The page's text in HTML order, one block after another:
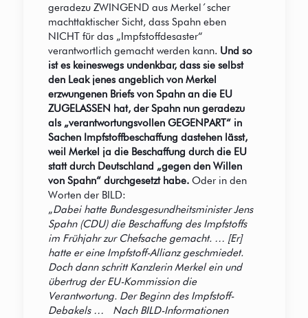
geradezu ZWINGEND aus Merkel´scher
machttaktischer Sicht, dass Spahn eben
NICHT für das „Impfstoffdesaster“
verantwortlich gemacht werden kann. Und so
ist es keineswegs undenkbar, dass sie selbst
den Leak jenes angeblich von Merkel
erzwungenen Briefs von Spahn an die EU
ZUGELASSEN hat, der Spahn nun geradezu
als „verantwortungsvollen GEGENPART“ in
Sachen Impfstoffbeschaffung dastehen lässt,
weil Merkel ja die Beschaffung durch die EU
statt durch Deutschland „gegen den Willen
von Spahn“ durchgesetzt habe.Oder in den
Worten der BILD:
„Dabei hatte Bundesgesundheitsminister Jens
Spahn (CDU) die Beschaffung des Impfstoffs
im Frühjahr zur Chefsache gemacht. … [Er]
hatte er eine Impfstoff-Allianz geschmiedet.
Doch dann schritt Kanzlerin Merkel ein und
übertrug der EU-Kommission die
Verantwortung. Der Beginn des Impfstoff-
Debakels … Nach BILD-Informationen